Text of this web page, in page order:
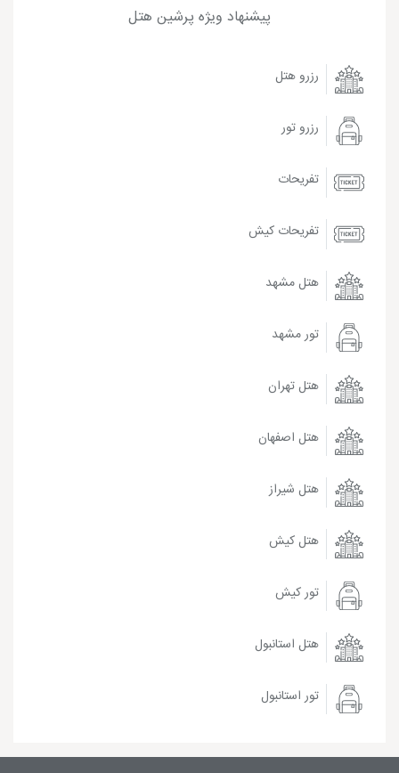
پیشنهاد ویژه پرشین هتل
رزرو هتل
رزرو تور
تفریحات
تفریحات کیش
هتل مشهد
تور مشهد
هتل تهران
هتل اصفهان
هتل شیراز
هتل کیش
تور کیش
هتل استانبول
تور استانبول